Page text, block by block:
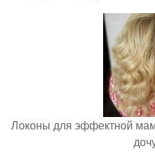
Локоны для эффектной